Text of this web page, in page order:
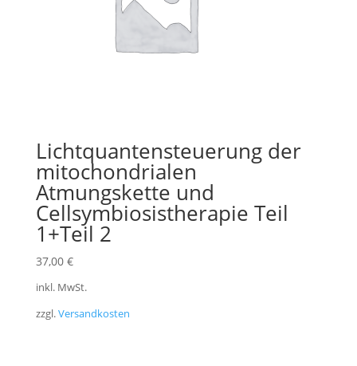
Lichtquantensteuerung der
mitochondrialen
Atmungskette und
Cellsymbiosistherapie Teil
1+Teil 2
37,00 €
inkl. MwSt.
zzgl.Versandkosten